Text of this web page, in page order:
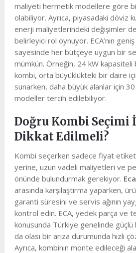
maliyeti hermetik modellere göre
olabiliyor. Ayrıca, piyasadaki döviz
enerji maliyetlerindeki değişimler
belirleyici rol oynuyor. ECA’nın
sayesinde her bütçeye uygun bir
mümkün. Örneğin, 24 kW kapasiteli
kombi, orta büyüklükteki bir daire
sunarken, daha büyük alanlar için
modeller tercih edilebiliyor.
Doğru Kombi Seçimi
Dikkat Edilmeli?
Kombi seçerken sadece fiyat
yerine, uzun vadeli maliyetleri ve
önünde bulundurmak gerekiyor.
arasında karşılaştırma yaparken,
garanti süresini ve servis ağının
kontrol edin. ECA, yedek parça ve
konusunda Türkiye genelinde güçlü
da olası bir arıza durumunda hızlı
Ayrıca, kombinin monte edileceği